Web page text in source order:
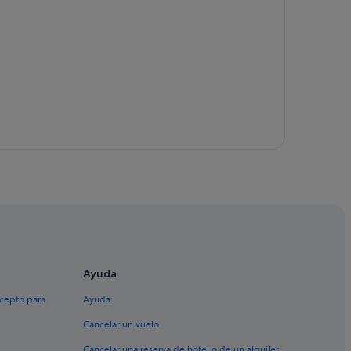
para
Ayuda
Ayuda
Cancelar un vuelo